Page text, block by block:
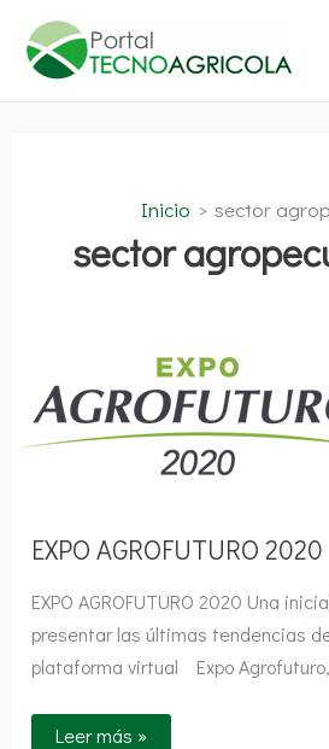
contenido
Inicio sector
sector
EXPO AGROFUTURO 2020
EXPO AGROFUTURO 2020 Una
presentar las últimas tendencias
plataforma virtual Expo
AGROFUTURO
2020
Leer más »